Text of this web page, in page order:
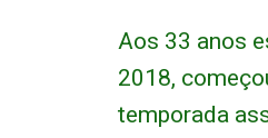
Aos 33 anos
2018,
temporada